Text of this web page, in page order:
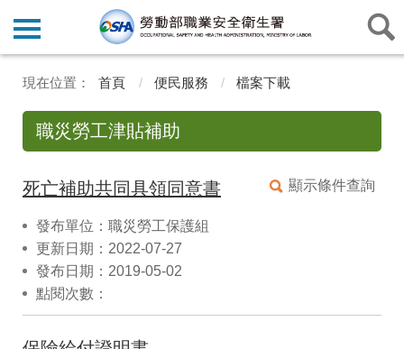
首頁 便民服務 檔案下載
職災勞工津貼補助
顯示條件查詢
死亡補助共同具領同意書
發布單位：職災勞工保護組
更新日期：2022-07-27
發布日期：2019-05-02
點閱次數：